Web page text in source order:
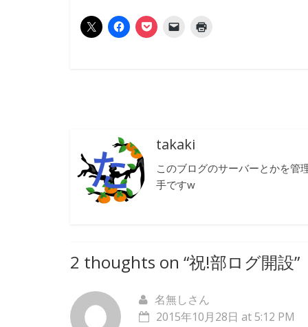
takaki
このブログのサーバーとかを管
手ですw
2 thoughts on “祝!部ログ開設”
名無しさん
2015年10月28日 at 5:12 PM